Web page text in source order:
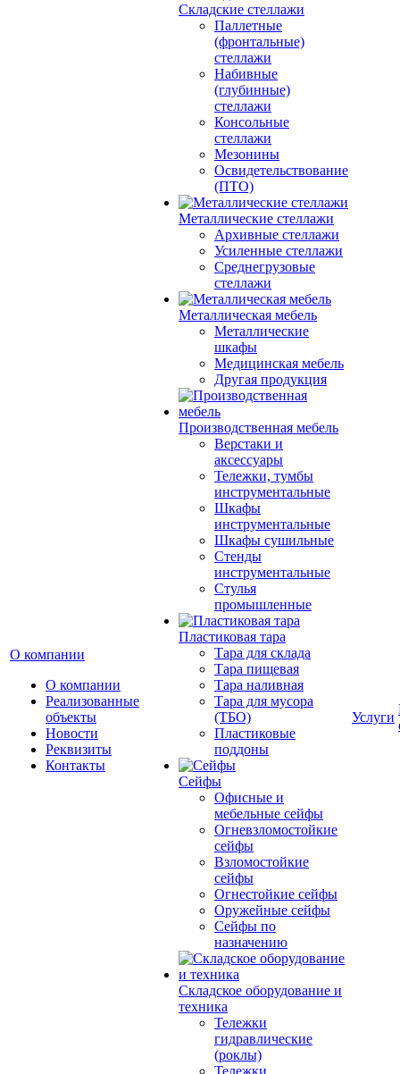
О компании
О компании
Реализованные
объекты
Новости
Реквизиты
Контакты
Складские стеллажи
Паллетные
(фронтальные)
стеллажи
Набивные
(глубинные)
стеллажи
Консольные
стеллажи
Мезонины
Освидетельствование
(ПТО)
Металлические стеллажи
Архивные стеллажи
Усиленные стеллажи
Среднегрузовые
стеллажи
Металлическая мебель
Металлические
шкафы
Медицинская мебель
Другая продукция
Производственная мебель
Верстаки и
аксессуары
Тележки, тумбы
инструментальные
Шкафы
инструментальные
Шкафы сушильные
Стенды
инструментальные
Cтулья
промышленные
Пластиковая тара
Тара для склада
Тара пищевая
Тара наливная
Тара для мусора
(ТБО)
Пластиковые
поддоны
Сейфы
Офисные и
мебельные сейфы
Огневзломостойкие
сейфы
Взломостойкие
сейфы
Огнестойкие сейфы
Оружейные сейфы
Сейфы по
назначению
Складское оборудование и
техника
Тележки
гидравлические
(роклы)
Тележки
Услуги